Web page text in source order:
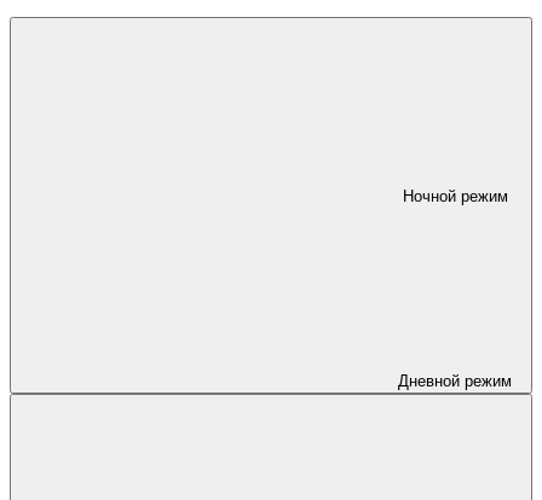
Ночной режим
Дневной режим